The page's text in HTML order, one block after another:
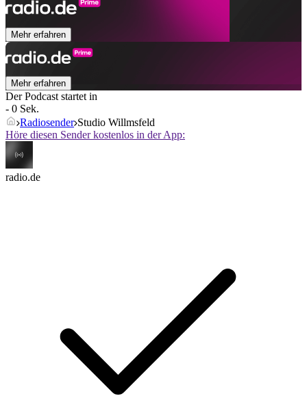
Mehr erfahren
Mehr erfahren
Der Podcast startet in
- 0 Sek.
Radiosender Studio Willmsfeld
Höre diesen Sender kostenlos in der App:
radio.de